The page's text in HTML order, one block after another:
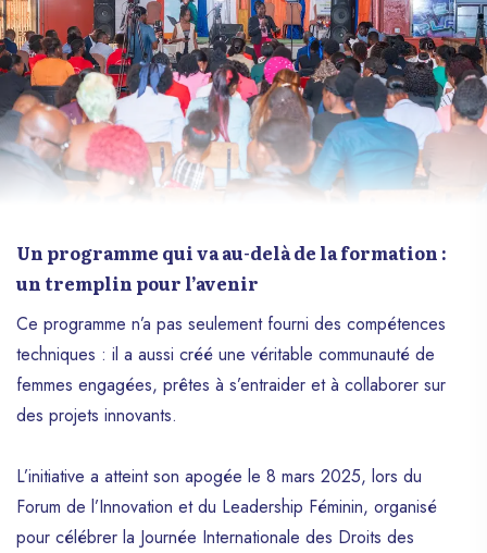
Un programme qui va au-delà de la formation :
un tremplin pour l’avenir
Ce programme n’a pas seulement fourni des compétences
techniques : il a aussi créé une véritable communauté de
femmes engagées, prêtes à s’entraider et à collaborer sur
des projets innovants.
L’initiative a atteint son apogée le 8 mars 2025, lors du
Forum de l’Innovation et du Leadership Féminin, organisé
pour célébrer la Journée Internationale des Droits des